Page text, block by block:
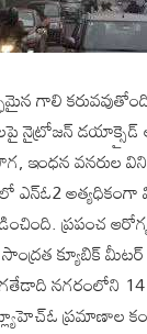
గాలి
నైట్రోజన్ డయాక్సైడ్
ఇంధన వనరుల
అత్యధికంగా
ప్రపంచ
క్యూబిక్ మీటర్
నగరంలోని
ప్రమాణాల